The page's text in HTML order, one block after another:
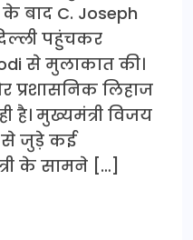
बाद C. Joseph
पहुंचकर
से मुलाकात की।
प्रशासनिक लिहाज
है। मुख्यमंत्री विजय
से जुड़े कई
के सामने […]